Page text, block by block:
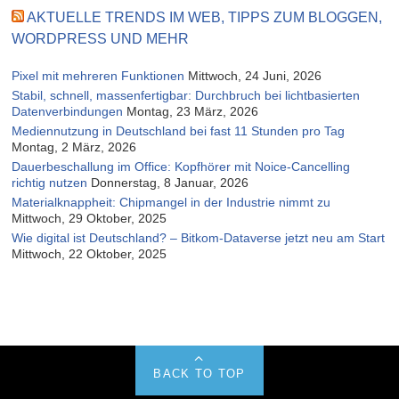
AKTUELLE TRENDS IM WEB, TIPPS ZUM BLOGGEN,
WORDPRESS UND MEHR
Pixel mit mehreren Funktionen Mittwoch, 24 Juni, 2026
Stabil, schnell, massenfertigbar: Durchbruch bei lichtbasierten
Datenverbindungen Montag, 23 März, 2026
Mediennutzung in Deutschland bei fast 11 Stunden pro Tag
Montag, 2 März, 2026
Dauerbeschallung im Office: Kopfhörer mit Noice-Cancelling
richtig nutzen Donnerstag, 8 Januar, 2026
Materialknappheit: Chipmangel in der Industrie nimmt zu
Mittwoch, 29 Oktober, 2025
Wie digital ist Deutschland? – Bitkom-Dataverse jetzt neu am Start
Mittwoch, 22 Oktober, 2025
BACK TO TOP